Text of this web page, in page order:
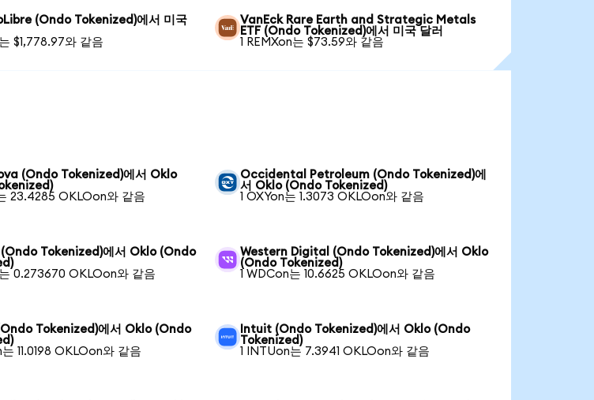
(Ondo Tokenized)에서 미국
$1,778.97와 같음
VanEck Rare Earth and Strategic Metals
ETF (Ondo Tokenized)에서 미국 달러
1 REMXon는 $73.59와 같음
(Ondo Tokenized)에서 Oklo
23.4285 OKLOon와 같음
Occidental Petroleum (Ondo Tokenized)에
서 Oklo (Ondo Tokenized)
1 OXYon는 1.3073 OKLOon와 같음
(Ondo Tokenized)에서 Oklo (Ondo
0.273670 OKLOon와 같음
Western Digital (Ondo Tokenized)에서 Oklo
(Ondo Tokenized)
1 WDCon는 10.6625 OKLOon와 같음
Tokenized)에서 Oklo (Ondo
는 11.0198 OKLOon와 같음
Intuit (Ondo Tokenized)에서 Oklo (Ondo
Tokenized)
1 INTUon는 7.3941 OKLOon와 같음